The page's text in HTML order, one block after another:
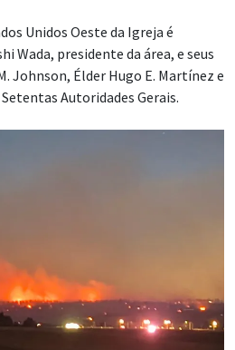
Unidos Oeste da Igreja é
Wada, presidente da área, e seus
Johnson, Élder Hugo E. Martínez e
Autoridades Gerais.